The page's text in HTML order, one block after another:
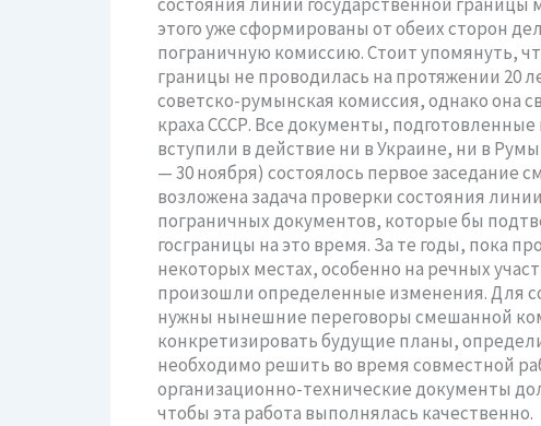
этого уже сформированы от обеих сторон
пограничную комиссию. Стоит упомянуть,
границы не проводилась на протяжении 20
советско-румынская комиссия, однако она
краха СССР. Все документы,
вступили в действие ни в Украине, ни в
— 30 ноября) состоялось первое заседание
возложена задача проверки состояния
пограничных документов, которые бы
госграницы на это время. За те годы, пока
некоторых местах, особенно на речных
произошли определенные изменения. Для
нужны нынешние переговоры смешанной
конкретизировать будущие планы,
необходимо решить во время совместной
организационно-технические документы
чтобы эта работа выполнялась качественно.